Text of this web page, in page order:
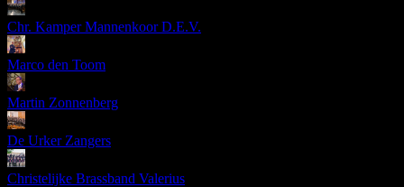
Chr. Kamper Mannenkoor D.E.V.
Marco den Toom
Martin Zonnenberg
De Urker Zangers
Christelijke Brassband Valerius